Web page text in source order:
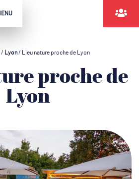
/ Lyon/ Lieu nature proche de Lyon
Lyon